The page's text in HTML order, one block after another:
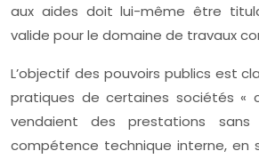
aux aides doit lui-même être
valide pour le domaine de travaux
L’objectif des pouvoirs publics est
pratiques de certaines sociétés «
vendaient des prestations sans
compétence technique interne, en